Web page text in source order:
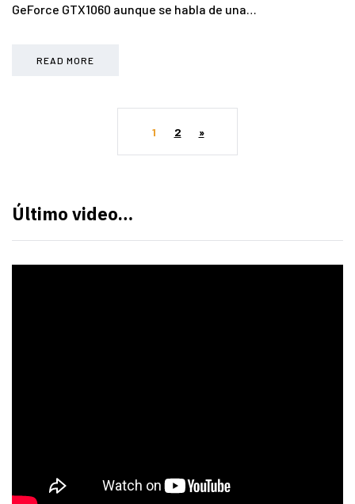
GeForce GTX1060 aunque se habla de una…
READ MORE
1 2 »
Último video…